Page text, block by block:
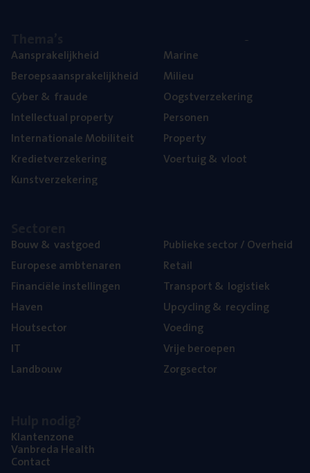
Aan­spra­ke­lijk­heid
Beroeps­aan­spra­ke­lijk­heid
Cyber& fraude
Intel­lec­tu­al property
Inter­na­ti­o­na­le Mobiliteit
Kre­diet­ver­ze­ke­ring
Kunst­ver­ze­ke­ring
Mari­ne
Mili­eu
Oogst­ver­ze­ke­ring
Per­so­nen
Pro­per­ty
Voer­tuig& vloot
Bouw& vastgoed
Euro­pe­se ambtenaren
Finan­ci­ë­le instellingen
Haven
Hout­sec­tor
IT
Land­bouw
Publie­ke sec­tor / Overheid
Retail
Trans­port& logistiek
Upcy­cling& recycling
Voe­ding
Vrije beroe­pen
Zorg­sec­tor
Klan­ten­zo­ne
Van­b­re­da Health
Con­tact